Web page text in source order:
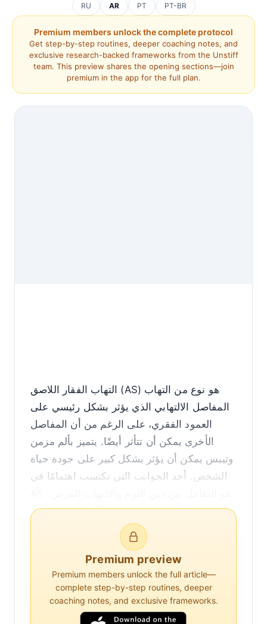
RU AR PT PT-BR
Premium members unlock the complete protocol
Get step-by-step routines, deeper coaching notes, and
exclusive research-backed frameworks from the Unstiff
team. This preview shares the opening sections—join
premium in the app for the full plan.
التهاب الفقار اللاصق (AS) هو نوع من التهاب
المفاصل الالتهابي الذي يؤثر بشكل رئيسي على
العمود الفقري، على الرغم من أن المفاصل
الأخرى يمكن أن تتأثر أيضًا. يتميز بألم مزمن
وتيبس يمكن أن يؤثر بشكل كبير على جودة حياة
الشخص. أحد الجوانب التي تكتسب اهتمامًا في
فهم هذه العلاقة ضروري لإدارة الأعراض وتحسين
يحدث دين النوم عندما يفشل الفرد باستمرار في
الحصول على قسط كافٍ من النوم، مما يؤدي
إلى عجز تراكمي. يمكن أن يكون لهذا النقص في
الراحة الكافية تأثيرات واسعة النطاق على
Premium preview
Premium members unlock the full article—
complete step-by-step routines, deeper
coaching notes, and exclusive frameworks.